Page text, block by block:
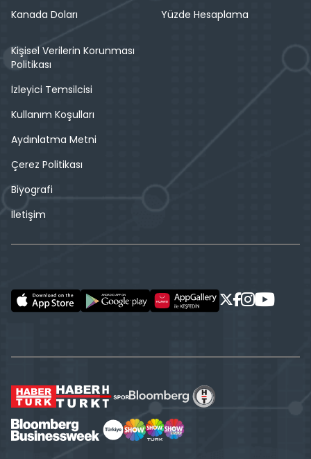
Kanada Doları
Yüzde Hesaplama
Kişisel Verilerin Korunması
Politikası
İzleyici Temsilcisi
Kullanım Koşulları
Aydınlatma Metni
Çerez Politikası
Biyografi
İletişim